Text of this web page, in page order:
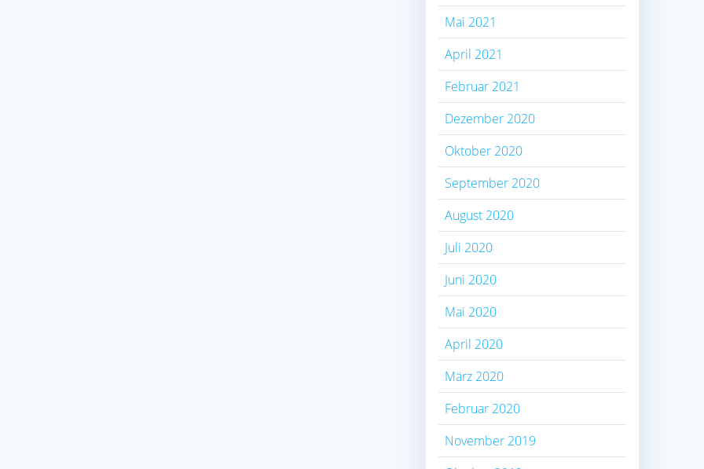
Mai 2021
April 2021
Februar 2021
Dezember 2020
Oktober 2020
September 2020
August 2020
Juli 2020
Juni 2020
Mai 2020
April 2020
März 2020
Februar 2020
November 2019